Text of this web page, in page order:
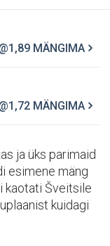
MÄNGIMA
MÄNGIMA
ja üks parimaid
esimene mäng
kaotati Šveitsile
kuidagi